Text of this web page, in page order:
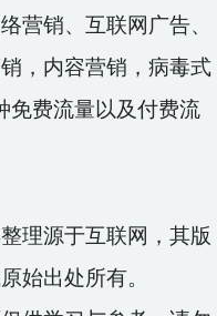
营销、互联网广告、
，内容营销，病毒式
免费流量以及付费流
理源于互联网，其版
始出处所有。